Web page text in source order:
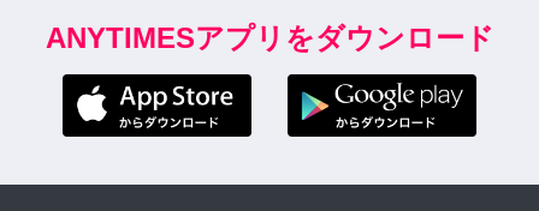
ANYTIMESアプリをダウンロード